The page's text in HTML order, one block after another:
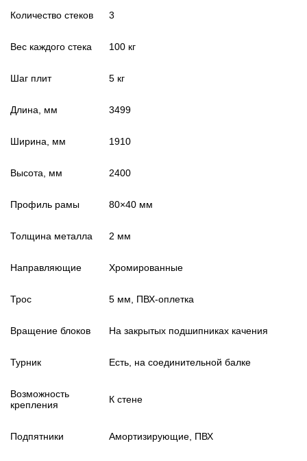
Количество стеков 3
Вес каждого стека 100 кг
Шаг плит 5 кг
Длина, мм 3499
Ширина, мм 1910
Высота, мм 2400
Профиль рамы 80×40 мм
Толщина металла 2 мм
Направляющие Хромированные
Трос 5 мм, ПВХ-оплетка
Вращение блоков На закрытых подшипниках качения
Турник Есть, на соединительной балке
Возможность
крепления
К стене
Подпятники Амортизирующие, ПВХ